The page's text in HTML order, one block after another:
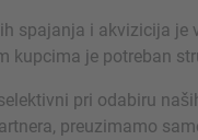
spajanja i akvizicija je
kupcima je potreban
pri odabiru
preuzimamo